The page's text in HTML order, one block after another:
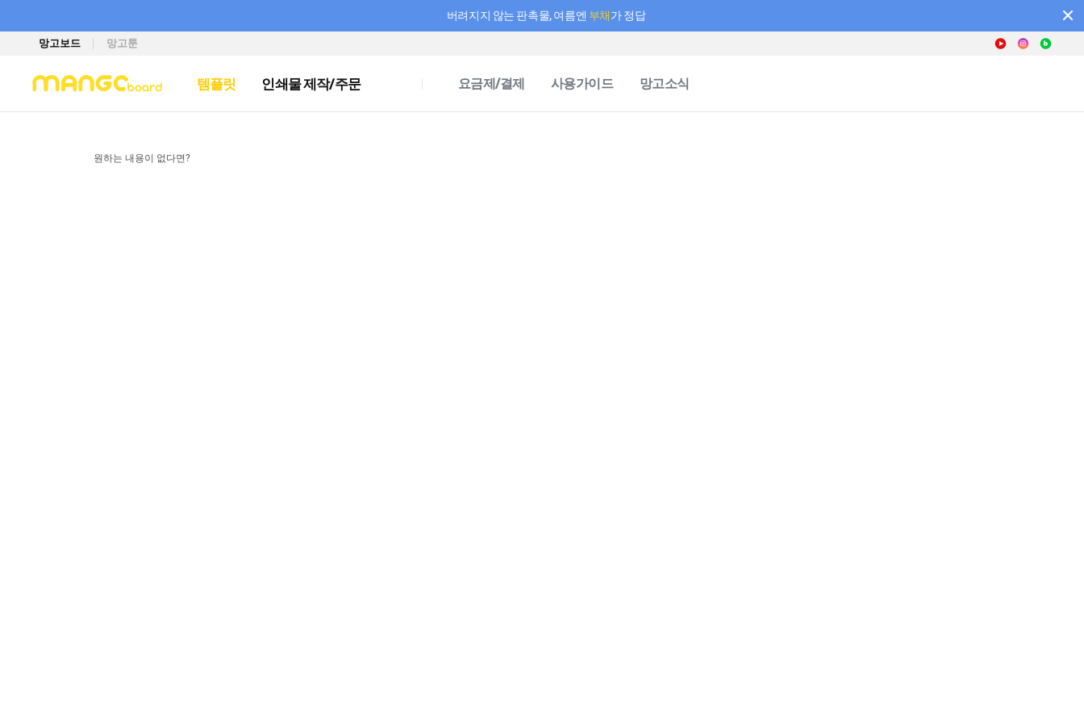
버려지지 않는 판촉물, 여름엔 부채가 정답
망고보드 망고툰
템플릿 인쇄물 제작/주문 요금제/결제 사용가이드 망고소식
원하는 내용이 없다면?